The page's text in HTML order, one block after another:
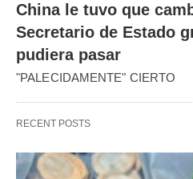
China le tuvo que
Secretario de Estado
pudiera pasar
"PALECIDAMENTE" CIERTO
RECENT POSTS